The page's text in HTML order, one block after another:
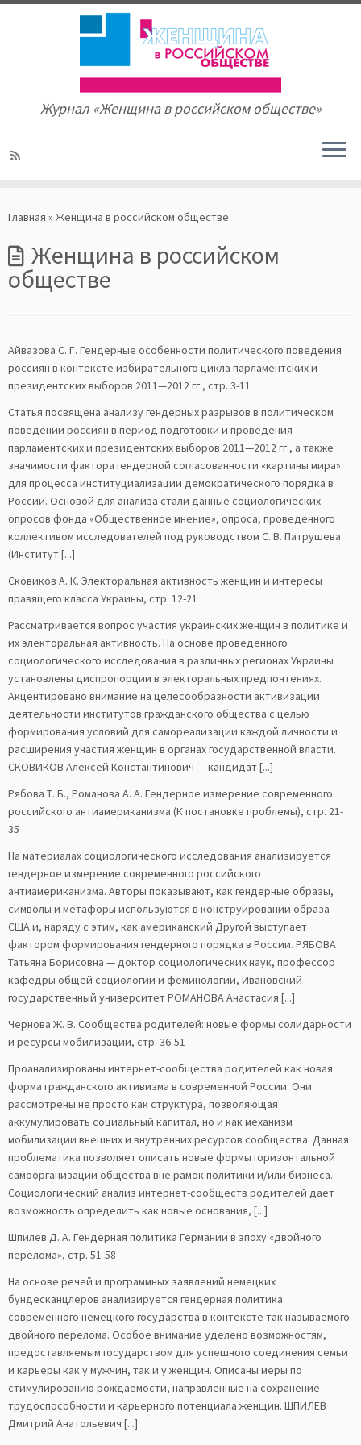
to
Журнал «Женщина в российском обществе»
Главная » Женщина в российском обществе
Женщина в российском
обществе
Айвазова С. Г. Гендерные особенности политического поведения
россиян в контексте избирательного цикла парламентских и
президентских выборов 2011—2012 гг., стр. 3-11
Статья посвящена анализу гендерных разрывов в политическом
поведении россиян в период подготовки и проведения
парламентских и президентских выборов 2011—2012 гг., а также
значимости фактора гендерной согласованности «картины мира»
для процесса институциализации демократического порядка в
России. Основой для анализа стали данные социологических
опросов фонда «Общественное мнение», опроса, проведенного
коллективом исследователей под руководством С. В. Патрушева
(Институт [...]
Сковиков А. К. Электоральная активность женщин и интересы
правящего класса Украины, стр. 12-21
Рассматривается вопрос участия украинских женщин в политике и
их электоральная активность. На основе проведенного
социологического исследования в различных регионах Украины
установлены диспропорции в электоральных предпочтениях.
Акцентировано внимание на целесообразности активизации
деятельности институтов гражданского общества с целью
формирования условий для самореализации каждой личности и
расширения участия женщин в органах государственной власти.
СКОВИКОВ Алексей Константинович — кандидат [...]
Рябова Т. Б., Романова А. А. Гендерное измерение современного
российского антиамериканизма (К постановке проблемы), стр. 21-
35
На материалах социологического исследования анализируется
гендерное измерение современного российского
антиамериканизма. Авторы показывают, как гендерные образы,
символы и метафоры используются в конструировании образа
США и, наряду с этим, как американский Другой выступает
фактором формирования гендерного порядка в России. РЯБОВА
Татьяна Борисовна — доктор социологических наук, профессор
кафедры общей социологии и феминологии, Ивановский
государственный университет РОМАНОВА Анастасия [...]
Чернова Ж. В. Сообщества родителей: новые формы солидарности
и ресурсы мобилизации, стр. 36-51
Проанализированы интернет-сообщества родителей как новая
форма гражданского активизма в современной России. Они
рассмотрены не просто как структура, позволяющая
аккумулировать социальный капитал, но и как механизм
мобилизации внешних и внутренних ресурсов сообщества. Данная
проблематика позволяет описать новые формы горизонтальной
самоорганизации общества вне рамок политики и/или бизнеса.
Социологический анализ интернет-сообществ родителей дает
возможность определить как новые основания, [...]
Шпилев Д. А. Гендерная политика Германии в эпоху «двойного
перелома», стр. 51-58
На основе речей и программных заявлений немецких
бундесканцлеров анализируется гендерная политика
современного немецкого государства в контексте так называемого
двойного перелома. Особое внимание уделено возможностям,
предоставляемым государством для успешного соединения семьи
и карьеры как у мужчин, так и у женщин. Описаны меры по
стимулированию рождаемости, направленные на сохранение
трудоспособности и карьерного потенциала женщин. ШПИЛЕВ
Дмитрий Анатольевич [...]